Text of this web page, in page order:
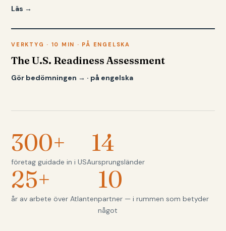
Läs →
VERKTYG · 10 MIN · PÅ ENGELSKA
The U.S. Readiness Assessment
Gör bedömningen → · på engelska
300+
företag guidade in i USA
14
ursprungsländer
25+
år av arbete över Atlanten
10
partner — i rummen som betyder
något